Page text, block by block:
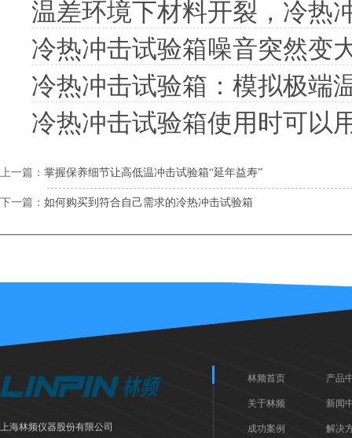
温差环境下材料开裂，冷热
冷热冲击试验箱噪音突然变
冷热冲击试验箱：模拟极端
冷热冲击试验箱使用时可以
上一篇： 掌握保养细节让高低温冲击试验箱“延年益寿”
下一篇： 如何购买到符合自己需求的冷热冲击试验箱
上海林频仪器股份有限公司
林频首页 产品
关于林频 新闻
成功案例 解决